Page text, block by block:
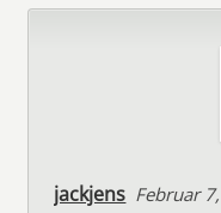
jackjens Februar